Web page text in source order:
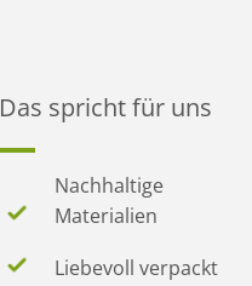
Das spricht für uns
Nachhaltige
Materialien
Liebevoll verpackt